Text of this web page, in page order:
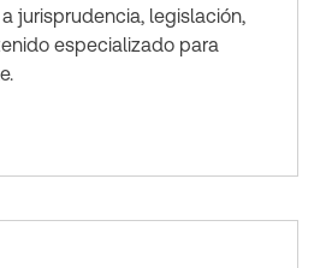
jurisprudencia, legislación,
especializado para